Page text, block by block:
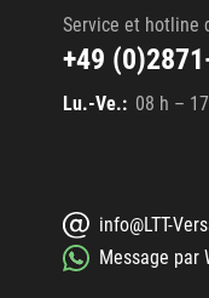
Service et hotline
+49
Lu.-Ve.: 08 h –
info@LTT-
Message par